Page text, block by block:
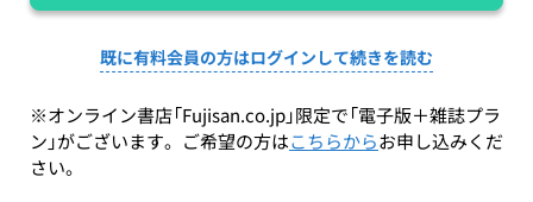
既に有料会員の方はログインして続きを読む
※オンライン書店「Fujisan.co.jp」限定で「電子版＋雑誌プラ
ン」がございます。ご希望の方はこちらからお申し込みくだ
さい。